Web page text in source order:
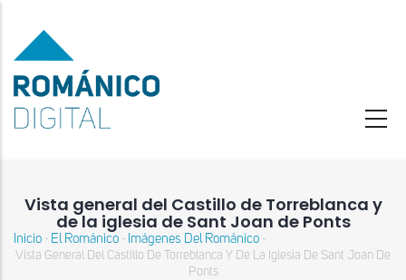
contenido
principal
Vista general del Castillo de Torreblanca y
de la iglesia de Sant Joan de Ponts
Sobrescribir
Inicio - El Románico - Imágenes Del Románico -
Vista General Del Castillo De Torreblanca Y De La Iglesia De Sant Joan De
Ponts